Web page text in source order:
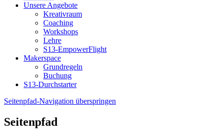
Unsere Angebote
Kreativraum
Coaching
Workshops
Lehre
S13-EmpowerFlight
Makerspace
Grundregeln
Buchung
S13-Durchstarter
Seitenpfad-Navigation überspringen
Seitenpfad